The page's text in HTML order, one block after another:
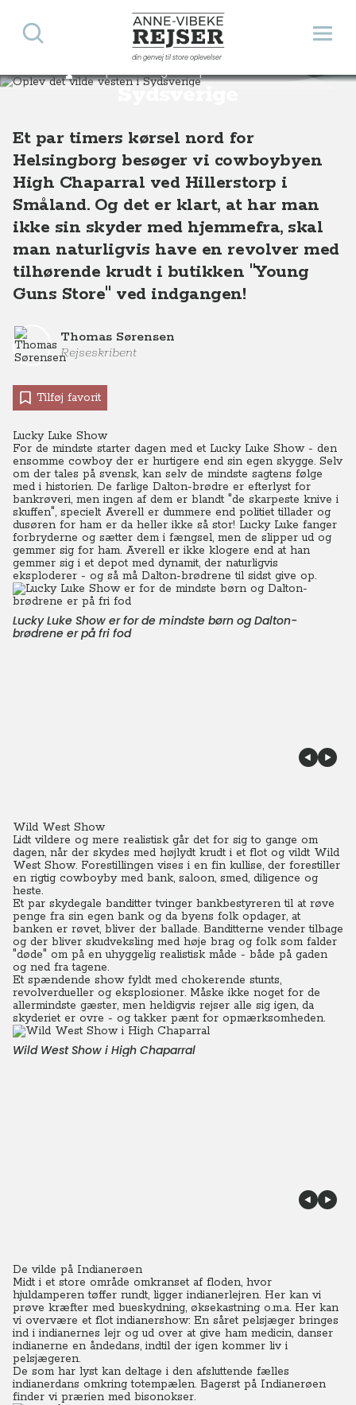
Anne-Vibeke Rejser
din genvej til store oplevelser
Åbn
Søg
Oplev det vilde vesten i
Sydsverige
Destinationer Europa Sverige Oplev det vilde vesten i Sydsverige
Et par timers kørsel nord for
Helsingborg besøger vi cowboybyen
High Chaparral ved Hillerstorp i
Småland. Og det er klart, at har man
ikke sin skyder med hjemmefra, skal
man naturligvis have en revolver med
tilhørende krudt i butikken "Young
Guns Store" ved indgangen!
Thomas Sørensen
Rejseskribent
Tilføj favorit
Lucky Luke Show
For de mindste starter dagen med et Lucky Luke Show - den
ensomme cowboy der er hurtigere end sin egen skygge. Selv
om der tales på svensk, kan selv de mindste sagtens følge
med i historien. De farlige Dalton-brødre er efterlyst for
bankrøveri, men ingen af dem er blandt "de skarpeste knive i
skuffen", specielt Averell er dummere end politiet tillader og
dusøren for ham er da heller ikke så stor! Lucky Luke fanger
forbryderne og sætter dem i fængsel, men de slipper ud og
gemmer sig for ham. Averell er ikke klogere end at han
gemmer sig i et depot med dynamit, der naturligvis
eksploderer - og så må Dalton-brødrene til sidst give op.
Lucky Luke Show er for de mindste børn og Dalton-
brødrene er på fri fod
Wild West Show
Lidt vildere og mere realistisk går det for sig to gange om
dagen, når der skydes med højlydt krudt i et flot og vildt Wild
West Show. Forestillingen vises i en fin kullise, der forestiller
en rigtig cowboyby med bank, saloon, smed, diligence og
heste.
Et par skydegale banditter tvinger bankbestyreren til at røve
penge fra sin egen bank og da byens folk opdager, at
banken er røvet, bliver der ballade. Banditterne vender tilbage
og der bliver skudveksling med høje brag og folk som falder
"døde" om på en uhyggelig realistisk måde - både på gaden
og ned fra tagene.
Et spændende show fyldt med chokerende stunts,
revolverdueller og eksplosioner. Måske ikke noget for de
allermindste gæster, men heldigvis rejser alle sig igen, da
skyderiet er ovre - og takker pænt for opmærksomheden.
Wild West Show i High Chaparral
De vilde på Indianerøen
Midt i et store område omkranset af floden, hvor
hjuldamperen tøffer rundt, ligger indianerlejren. Her kan vi
prøve kræfter med bueskydning, øksekastning o.m.a. Her kan
vi overvære et flot indianershow: En såret pelsjæger bringes
ind i indianernes lejr og ud over at give ham medicin, danser
indianerne en åndedans, indtil der igen kommer liv i
pelsjægeren.
De som har lyst kan deltage i den afsluttende fælles
indianerdans omkring totempælen. Bagerst på Indianerøen
finder vi prærien med bisonokser.